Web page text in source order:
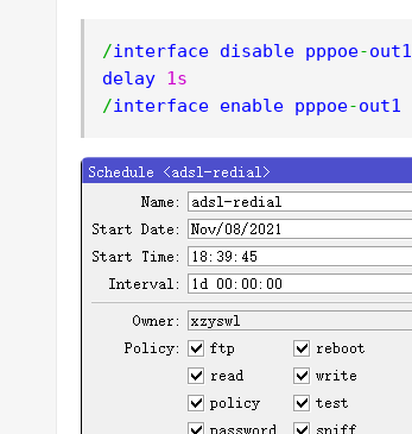
/interface disable pppoe-out1
delay 1s
/interface enable pppoe-out1